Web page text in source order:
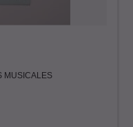
MUSICALES